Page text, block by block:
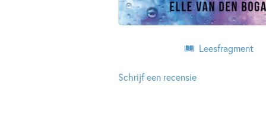
Leesfragment
Schrijf een recensie